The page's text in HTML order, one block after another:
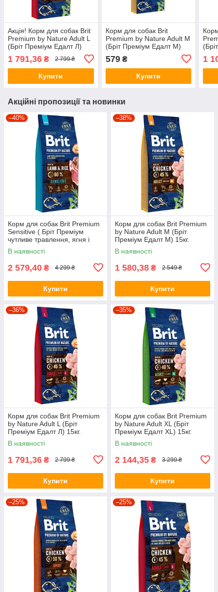
Акція! Корм для собак Brit
Premium by Nature Adult L
(Бріт Преміум Едалт Л)
1 791,36 ₴ 2 799 ₴
Купити
Корм для собак Brit
Premium by Nature Adult М
(Бріт Преміум Едалт М)
579₴
Купити
1
Акційні пропозиції та новинки
–40%
Корм для собак Brit Premium
Sensitive ( Бріт Преміум
чутливе травлення, ягня і
рис) 15кг.
В наявності
2 579,40 ₴ 4 299 ₴
Купити
–38%
Корм для собак Brit Premium
by Nature Adult М (Бріт
Преміум Едалт М) 15кг.
В наявності
1 580,38 ₴ 2 549 ₴
Купити
–36%
Корм для собак Brit Premium
by Nature Adult L (Бріт
Преміум Едалт Л) 15кг.
В наявності
1 791,36 ₴ 2 799 ₴
Купити
–35%
Корм для собак Brit Premium
by Nature Adult XL (Бріт
Преміум Едалт XL) 15кг.
В наявності
2 144,35 ₴ 3 299 ₴
Купити
–25% –25%